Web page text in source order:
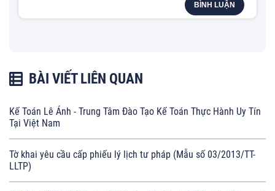
BÌNH LUẬN
BÀI VIẾT LIÊN QUAN
Kế Toán Lê Ánh - Trung Tâm Đào Tạo Kế Toán Thực Hành Uy Tín
Tại Việt Nam
Tờ khai yêu cầu cấp phiếu lý lịch tư pháp (Mẫu số 03/2013/TT-
LLTP)